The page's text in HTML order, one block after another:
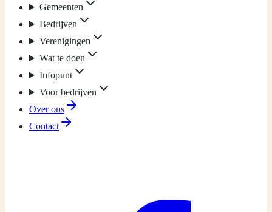
Gemeenten
Bedrijven
Verenigingen
Wat te doen
Infopunt
Voor bedrijven
Over ons
Contact